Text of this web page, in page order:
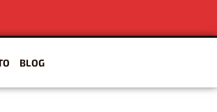
BLOG